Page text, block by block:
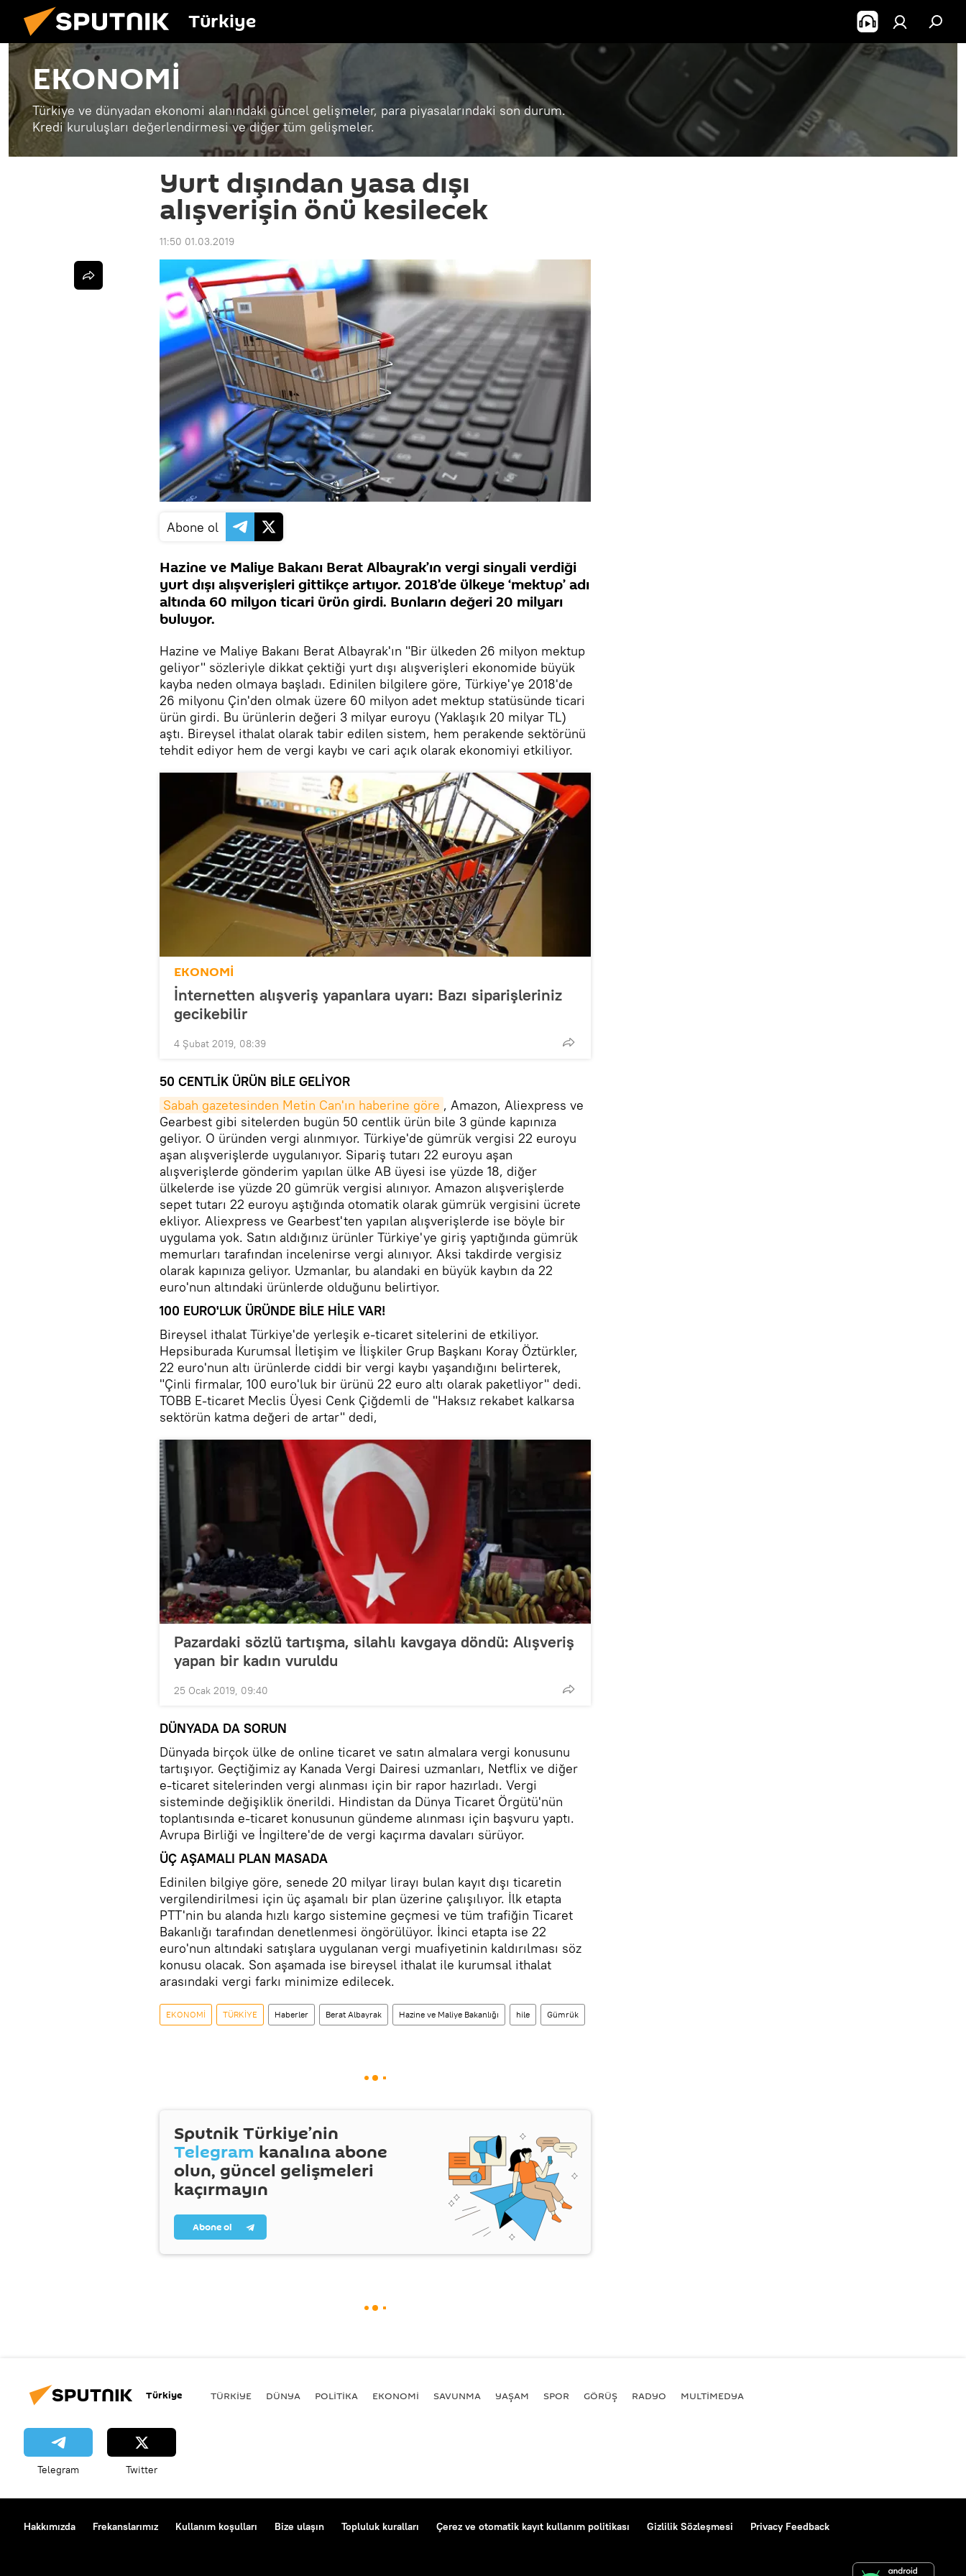
Türkiye
EKONOMİ
Türkiye ve dünyadan ekonomi alanındaki güncel gelişmeler, para piyasalarındaki son durum.
Kredi kuruluşları değerlendirmesi ve diğer tüm gelişmeler.
Yurt dışından yasa dışı
alışverişin önü kesilecek
11:50 01.03.2019
Abone ol
Hazine ve Maliye Bakanı Berat Albayrak’ın vergi sinyali verdiği
yurt dışı alışverişleri gittikçe artıyor. 2018’de ülkeye ‘mektup’ adı
altında 60 milyon ticari ürün girdi. Bunların değeri 20 milyarı
buluyor.
Hazine ve Maliye Bakanı Berat Albayrak'ın "Bir ülkeden 26 milyon mektup
geliyor" sözleriyle dikkat çektiği yurt dışı alışverişleri ekonomide büyük
kayba neden olmaya başladı. Edinilen bilgilere göre, Türkiye'ye 2018'de
26 milyonu Çin'den olmak üzere 60 milyon adet mektup statüsünde ticari
ürün girdi. Bu ürünlerin değeri 3 milyar euroyu (Yaklaşık 20 milyar TL)
aştı. Bireysel ithalat olarak tabir edilen sistem, hem perakende sektörünü
tehdit ediyor hem de vergi kaybı ve cari açık olarak ekonomiyi etkiliyor.
EKONOMİ
İnternetten alışveriş yapanlara uyarı: Bazı siparişleriniz
gecikebilir
4 Şubat 2019, 08:39
50 CENTLİK ÜRÜN BİLE GELİYOR
Sabah gazetesinden Metin Can'ın haberine göre , Amazon, Aliexpress ve
Gearbest gibi sitelerden bugün 50 centlik ürün bile 3 günde kapınıza
geliyor. O üründen vergi alınmıyor. Türkiye'de gümrük vergisi 22 euroyu
aşan alışverişlerde uygulanıyor. Sipariş tutarı 22 euroyu aşan
alışverişlerde gönderim yapılan ülke AB üyesi ise yüzde 18, diğer
ülkelerde ise yüzde 20 gümrük vergisi alınıyor. Amazon alışverişlerde
sepet tutarı 22 euroyu aştığında otomatik olarak gümrük vergisini ücrete
ekliyor. Aliexpress ve Gearbest'ten yapılan alışverişlerde ise böyle bir
uygulama yok. Satın aldığınız ürünler Türkiye'ye giriş yaptığında gümrük
memurları tarafından incelenirse vergi alınıyor. Aksi takdirde vergisiz
olarak kapınıza geliyor. Uzmanlar, bu alandaki en büyük kaybın da 22
euro'nun altındaki ürünlerde olduğunu belirtiyor.
100 EURO'LUK ÜRÜNDE BİLE HİLE VAR!
Bireysel ithalat Türkiye'de yerleşik e-ticaret sitelerini de etkiliyor.
Hepsiburada Kurumsal İletişim ve İlişkiler Grup Başkanı Koray Öztürkler,
22 euro'nun altı ürünlerde ciddi bir vergi kaybı yaşandığını belirterek,
"Çinli firmalar, 100 euro'luk bir ürünü 22 euro altı olarak paketliyor" dedi.
TOBB E-ticaret Meclis Üyesi Cenk Çiğdemli de "Haksız rekabet kalkarsa
sektörün katma değeri de artar" dedi,
Pazardaki sözlü tartışma, silahlı kavgaya döndü: Alışveriş
yapan bir kadın vuruldu
25 Ocak 2019, 09:40
DÜNYADA DA SORUN
Dünyada birçok ülke de online ticaret ve satın almalara vergi konusunu
tartışıyor. Geçtiğimiz ay Kanada Vergi Dairesi uzmanları, Netflix ve diğer
e-ticaret sitelerinden vergi alınması için bir rapor hazırladı. Vergi
sisteminde değişiklik önerildi. Hindistan da Dünya Ticaret Örgütü'nün
toplantısında e-ticaret konusunun gündeme alınması için başvuru yaptı.
Avrupa Birliği ve İngiltere'de de vergi kaçırma davaları sürüyor.
ÜÇ AŞAMALI PLAN MASADA
Edinilen bilgiye göre, senede 20 milyar lirayı bulan kayıt dışı ticaretin
vergilendirilmesi için üç aşamalı bir plan üzerine çalışılıyor. İlk etapta
PTT'nin bu alanda hızlı kargo sistemine geçmesi ve tüm trafiğin Ticaret
Bakanlığı tarafından denetlenmesi öngörülüyor. İkinci etapta ise 22
euro'nun altındaki satışlara uygulanan vergi muafiyetinin kaldırılması söz
konusu olacak. Son aşamada ise bireysel ithalat ile kurumsal ithalat
arasındaki vergi farkı minimize edilecek.
EKONOMİ TÜRKİYE Haberler Berat Albayrak Hazine ve Maliye Bakanlığı hile Gümrük
Sputnik Türkiye’nin
Telegram kanalına abone
olun, güncel gelişmeleri
kaçırmayın
Abone ol
Türkiye TÜRKIYE DÜNYA POLİTİKA EKONOMİ SAVUNMA YAŞAM SPOR GÖRÜŞ RADYO MULTİMEDYA
Telegram Twitter
Hakkımızda Frekanslarımız Kullanım koşulları Bize ulaşın Topluluk kuralları Çerez ve otomatik kayıt kullanım politikası Gizlilik Sözleşmesi Privacy Feedback